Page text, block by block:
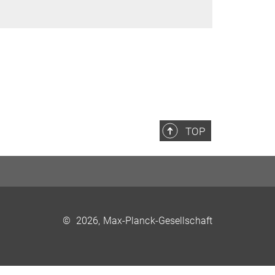
TOP
© 2026, Max-Planck-Gesellschaft